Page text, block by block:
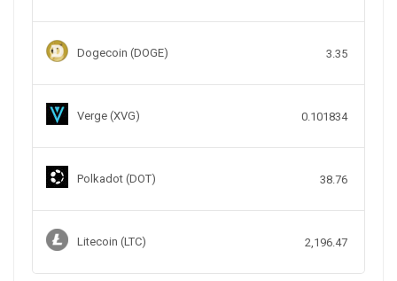
Dogecoin (DOGE) 3.35
Verge (XVG) 0.101834
Polkadot (DOT) 38.76
Litecoin (LTC) 2,196.47